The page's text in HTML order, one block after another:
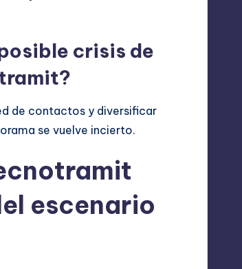
crisis de
de contactos y diversificar
se vuelve incierto.
escenario